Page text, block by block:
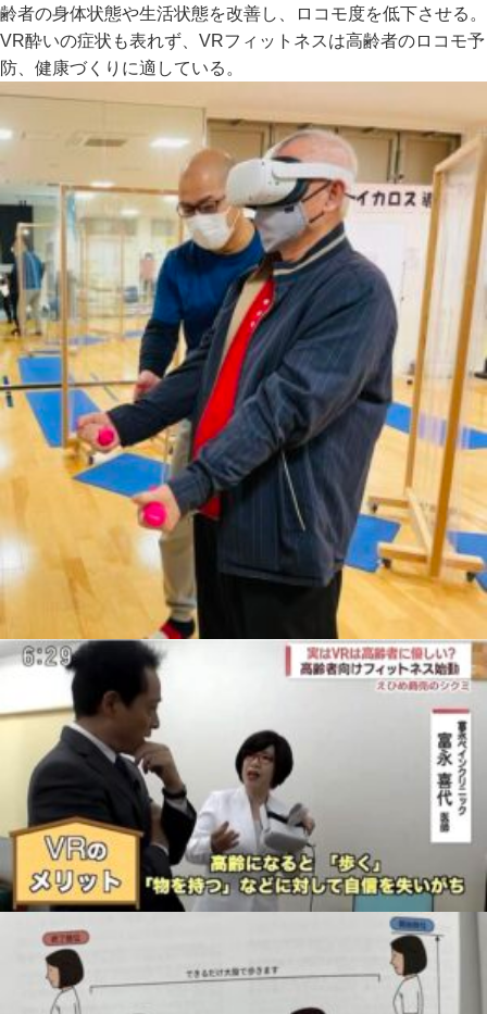
齢者の身体状態や生活状態を改善し、ロコモ度を低下させる。
VR酔いの症状も表れず、VRフィットネスは高齢者のロコモ予
防、健康づくりに適している。